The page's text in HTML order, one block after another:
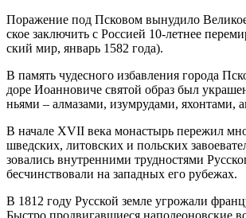
По­ра­же­ние под Пско­вом вы­ну­ди­ло
ское за­клю­чить с Рос­си­ей 10-лет­нее
ский мир, ян­варь 1582 го­да).
В па­мять чу­дес­но­го из­бав­ле­ния го­ро­да
до­ре Иоан­но­ви­че свя­той об­раз был
нья­ми – ал­ма­за­ми, изу­мру­да­ми, яхон­та­ми,
В на­ча­ле XVII ве­ка мо­на­стырь пе­ре­жил
швед­ских, ли­тов­ских и поль­ских
зо­ва­лись внут­рен­ни­ми труд­но­стя­ми
бес­чин­ство­ва­ли на за­пад­ных его ру­бе­жах.
В 1812 го­ду Рус­ской зем­ле угро­жа­ли
Быст­ро про­дви­гав­ши­е­ся на­по­лео­нов­ские